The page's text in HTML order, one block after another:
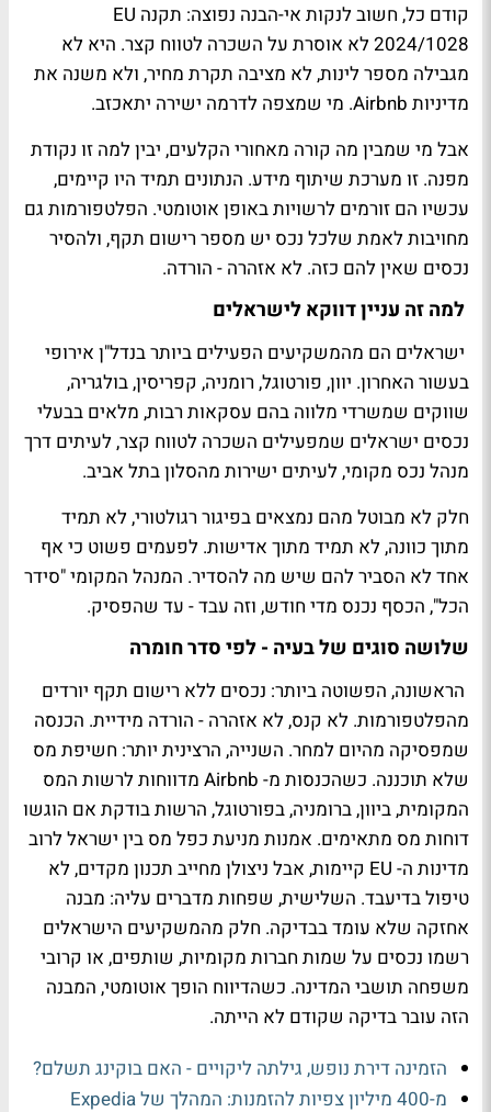
קודם כל, חשוב לנקות אי-הבנה נפוצה: תקנה EU
2024/1028 לא אוסרת על השכרה לטווח קצר. היא לא
מגבילה מספר לינות, לא מציבה תקרת מחיר, ולא משנה את
מדיניות Airbnb. מי שמצפה לדרמה ישירה יתאכזב.
אבל מי שמבין מה קורה מאחורי הקלעים, יבין למה זו נקודת
מפנה. זו מערכת שיתוף מידע. הנתונים תמיד היו קיימים,
עכשיו הם זורמים לרשויות באופן אוטומטי. הפלטפורמות גם
מחויבות לאמת שלכל נכס יש מספר רישום תקף, ולהסיר
נכסים שאין להם כזה. לא אזהרה - הורדה.
למה זה עניין דווקא לישראלים
ישראלים הם מהמשקיעים הפעילים ביותר בנדל"ן אירופי
בעשור האחרון. יוון, פורטוגל, רומניה, קפריסין, בולגריה,
שווקים שמשרדי מלווה בהם עסקאות רבות, מלאים בבעלי
נכסים ישראלים שמפעילים השכרה לטווח קצר, לעיתים דרך
מנהל נכס מקומי, לעיתים ישירות מהסלון בתל אביב.
חלק לא מבוטל מהם נמצאים בפיגור רגולטורי, לא תמיד
מתוך כוונה, לא תמיד מתוך אדישות. לפעמים פשוט כי אף
אחד לא הסביר להם שיש מה להסדיר. המנהל המקומי "סידר
הכל", הכסף נכנס מדי חודש, וזה עבד - עד שהפסיק.
שלושה סוגים של בעיה - לפי סדר חומרה
הראשונה, הפשוטה ביותר: נכסים ללא רישום תקף יורדים
מהפלטפורמות. לא קנס, לא אזהרה - הורדה מידיית. הכנסה
שמפסיקה מהיום למחר. השנייה, הרצינית יותר: חשיפת מס
שלא תוכננה. כשהכנסות מ- Airbnb מדווחות לרשות המס
המקומית, ביוון, ברומניה, בפורטוגל, הרשות בודקת אם הוגשו
דוחות מס מתאימים. אמנות מניעת כפל מס בין ישראל לרוב
מדינות ה- EU קיימות, אבל ניצולן מחייב תכנון מקדים, לא
טיפול בדיעבד. השלישית, שפחות מדברים עליה: מבנה
אחזקה שלא עומד בבדיקה. חלק מהמשקיעים הישראלים
רשמו נכסים על שמות חברות מקומיות, שותפים, או קרובי
משפחה תושבי המדינה. כשהדיווח הופך אוטומטי, המבנה
הזה עובר בדיקה שקודם לא הייתה.
הזמינה דירת נופש, גילתה ליקויים - האם בוקינג תשלם?
מ-400 מיליון צפיות להזמנות: המהלך של Expedia